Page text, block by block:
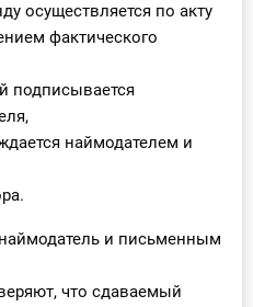
осуществляется по акту
фактического
подписывается
наймодателем и
и письменным
что сдаваемый